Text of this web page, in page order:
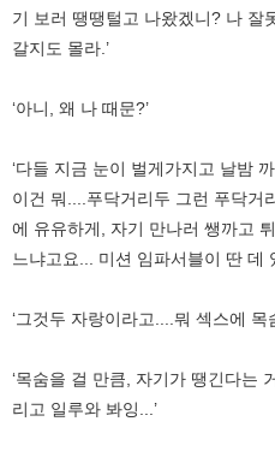
기 보러 땡땡털고 나왔겠니? 나 잘
갈지도 몰라.’
‘아니, 왜 나 때문?’
‘다들 지금 눈이 벌게가지고 날밤
이건 뭐....푸닥거리두 그런 푸닥거
에 유유하게, 자기 만나러 쌩까고
느냐고요... 미션 임파서블이 딴 데
‘그것두 자랑이라고....뭐 섹스에 목
‘목숨을 걸 만큼, 자기가 땡긴다는
리고 일루와 봐잉...’